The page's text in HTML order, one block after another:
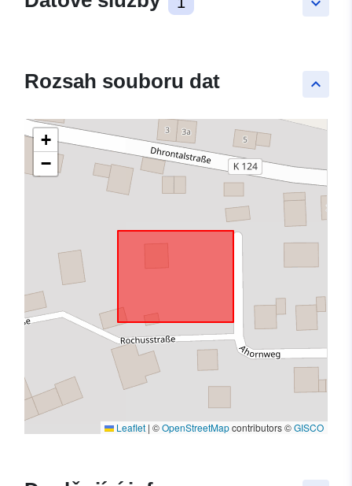
keyboard_arrow_up
Rozsah souboru dat
+
−
Leaflet | ©OpenStreetMapcontributors ©GISCO